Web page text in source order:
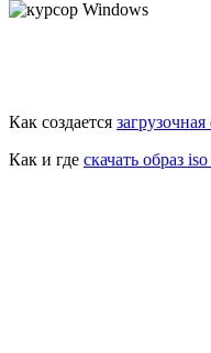
Как создается
Как и где скачать образ